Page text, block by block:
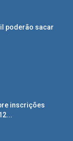
poderão sacar
inscrições